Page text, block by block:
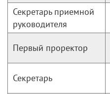
Секретарь приемной
руководителя
Первый проректор
Секретарь